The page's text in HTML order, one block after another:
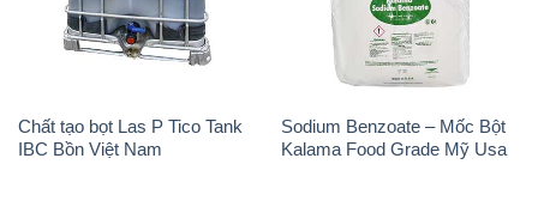
Chất tạo bọt Las P Tico Tank
IBC Bồn Việt Nam
Sodium Benzoate – Mốc Bột
Kalama Food Grade Mỹ Usa